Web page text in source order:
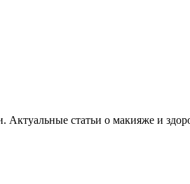
статьи о макияже и